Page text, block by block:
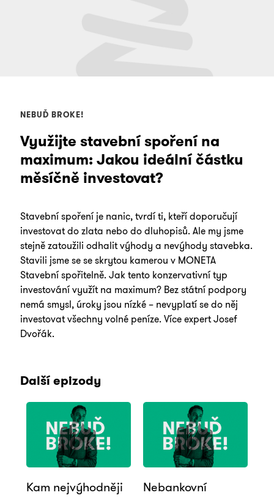
NEBUĎ BROKE!
Využijte stavební spoření na
maximum: Jakou ideální částku
měsíčně investovat?
Stavební spoření je nanic, tvrdí ti, kteří doporučují
investovat do zlata nebo do dluhopisů. Ale my jsme
stejně zatoužili odhalit výhody a nevýhody stavebka.
Stavili jsme se se skrytou kamerou v MONETA
Stavební spořitelně. Jak tento konzervativní typ
investování využít na maximum? Bez státní podpory
nemá smysl, úroky jsou nízké – nevyplatí se do něj
investovat všechny volné peníze. Více expert Josef
Dvořák.
Další epizody
Kam nejvýhodněji
Nebankovní